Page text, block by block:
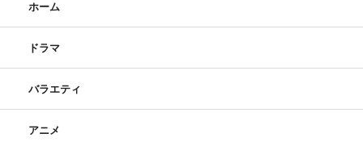
ホーム
ドラマ
バラエティ
アニメ